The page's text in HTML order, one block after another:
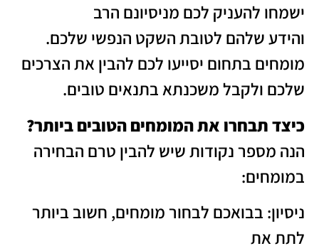
ישמחו להעניק לכם מניסיונם הרב
והידע שלהם לטובת השקט הנפשי שלכם.
מומחים בתחום יסייעו לכם להבין את הצרכים
שלכם ולקבל משכנתא בתנאים טובים.
כיצד תבחרו את המומחים הטובים ביותר?
הנה מספר נקודות שיש להבין טרם הבחירה
במומחים:
ניסיון: בבואכם לבחור מומחים, חשוב ביותר
לתת את